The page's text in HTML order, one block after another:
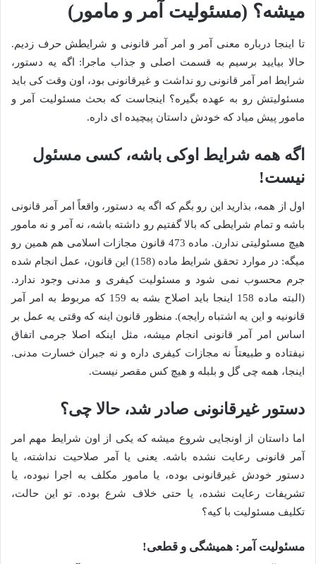
میشه؟ (مسئولیت آمر و مامور)
تا اینجا درباره معنی آمر و امر آمر قانونی و شرایطش حرف زدیم.
حالا بیایید برسیم به قسمت اصلی و جذاب ماجرا: اگه یه دستور،
شرایط امر آمر قانونی رو نداشت و غیرقانونی بود، اون وقت کی باید
مسئولیتش رو به عهده بگیره؟ اینجاست که بحث مسئولیت آمر و
مامور پیش میاد که خودش داستان پیچیده ای داره.
اگه همه شرایط اوکی باشه، کسی مسئول
نیست!
اول از همه، بذارید این رو بگم که اگه یه دستور، واقعاً امر آمر قانونی
باشه و تمام شرایطی که بالا گفتیم رو داشته باشه، نه آمر و نه مامور
هیچ مسئولیتی ندارن. ماده 473 قانون مجازات اسلامی هم همین رو
میگه: در موارد تحقق شرایط ماده (158) این قانون، عمل انجام شده
جرم محسوب نمی شود و مسئولیت کیفری و مدنی وجود ندارد.
(البته ماده 158 اینجا باید اصلاح بشه به 159 که مربوط به امر آمر
قانونیه و این یه اشتباه رایجه). منظور قانون اینه که وقتی یه عمل بر
اساس امر آمر قانونی انجام میشه، مثل اینکه اصلا جرمی اتفاق
نیفتاده و طبیعتاً نه مجازات کیفری داره و نه جبران خسارت مدنی.
اینجا، همه چی گل و بلبله و هیچ کس مقصر نیست.
دستور غیرقانونی صادر شد، حالا چی؟
اما داستان از اونجایی شروع میشه که یکی از اون شرایط مهم امر
آمر قانونی رعایت نشده باشه. یعنی یا آمر صلاحیت نداشته، یا
دستور خودش غیرقانونی بوده، یا مامور مکلف به اجرا نبوده، یا
تشریفات رعایت نشده، یا حتی خلاف شرع بوده. تو این حالت،
تکلیف مسئولیت با کیه؟
مسئولیت آمر: همیشگی و قطعی!